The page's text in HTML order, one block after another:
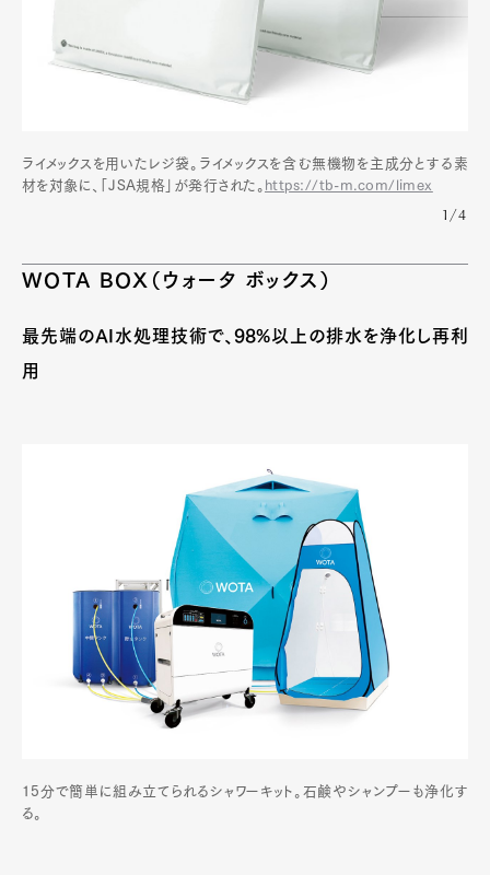
ライメックスを用いたレジ袋。ライメックスを含む無機物を主成分とする素
材を対象に、「JSA規格」が発行された。 https://tb-m.com/limex
1/4
WOTA BOX（ウォータ ボックス）
最先端のAI水処理技術で、98%以上の排水を浄化し再利
用
15分で簡単に組み立てられるシャワーキット。石鹸やシャンプーも浄化す
る。